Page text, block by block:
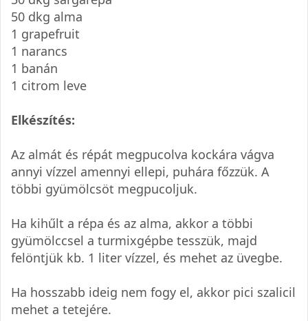
50 dkg alma
1 grapefruit
1 narancs
1 banán
1 citrom leve
Elkészítés:
Az almát és répát megpucolva kockára vágva
annyi vízzel amennyi ellepi, puhára főzzük. A
többi gyümölcsöt megpucoljuk.
Ha kihűlt a répa és az alma, akkor a többi
gyümölccsel a turmixgépbe tesszük, majd
felöntjük kb. 1 liter vízzel, és mehet az üvegbe.
Ha hosszabb ideig nem fogy el, akkor pici szalicil
mehet a tetejére.